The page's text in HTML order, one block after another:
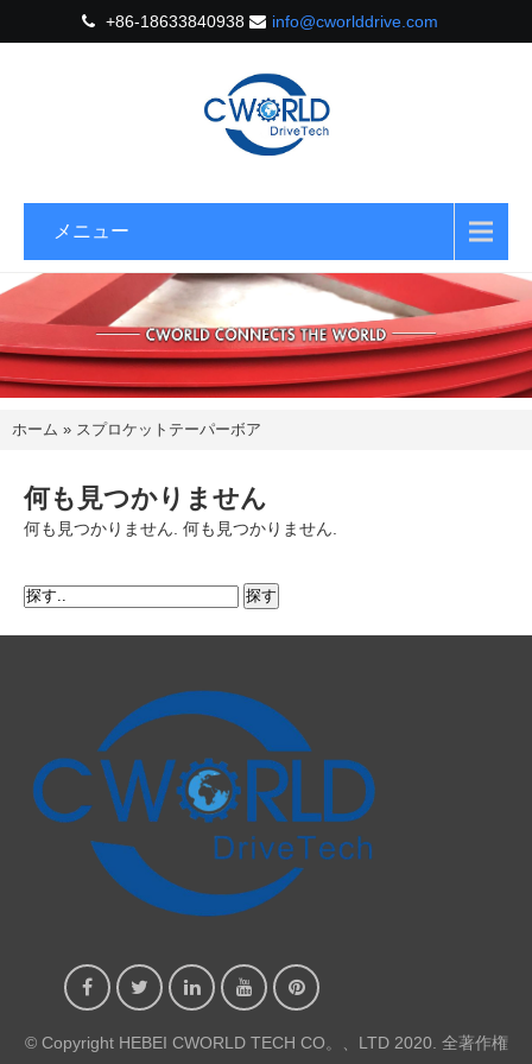
+86-18633840938 info@cworlddrive.com
メニュー
ホーム » スプロケットテーパーボア
何も見つかりません
何も見つかりません. 何も見つかりません.
© Copyright HEBEI CWORLD TECH CO。、LTD 2020. 全著作権